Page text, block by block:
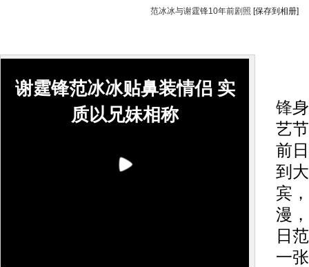
范冰冰与谢霆锋10年前剧照 [保存到相册]
谢霆锋范冰冰贴鼻装情侣 实
质以兄妹相称
锋
艺
前
到
宾
漫
日
一